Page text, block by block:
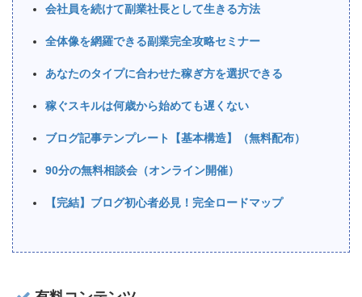
会社員を続けて副業社長として生きる方法
全体像を網羅できる副業完全攻略セミナー
あなたのタイプに合わせた稼ぎ方を選択できる
稼ぐスキルは何歳から始めても遅くない
ブログ記事テンプレート【基本構造】（無料配布）
90分の無料相談会（オンライン開催）
【完結】ブログ初心者必見！完全ロードマップ